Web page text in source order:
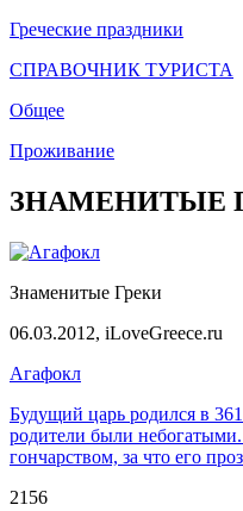
Греческие праздники
СПРАВОЧНИК ТУРИСТА
Общее
Проживание
ЗНАМЕНИТЫЕ
Знаменитые Греки
06.03.2012, iLoveGreece.ru
Агафокл
Будущий царь родился в
родители были
гончарством, за что его
2156